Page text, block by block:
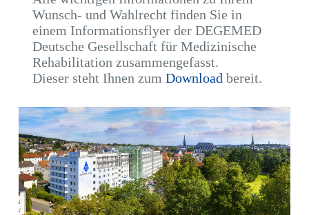
Wunsch- und Wahlrecht finden Sie in
einem Informationsflyer der DEGEMED
Deutsche Gesellschaft für Medizinische
Rehabilitation zusammengefasst.
Dieser steht Ihnen zum Download bereit.